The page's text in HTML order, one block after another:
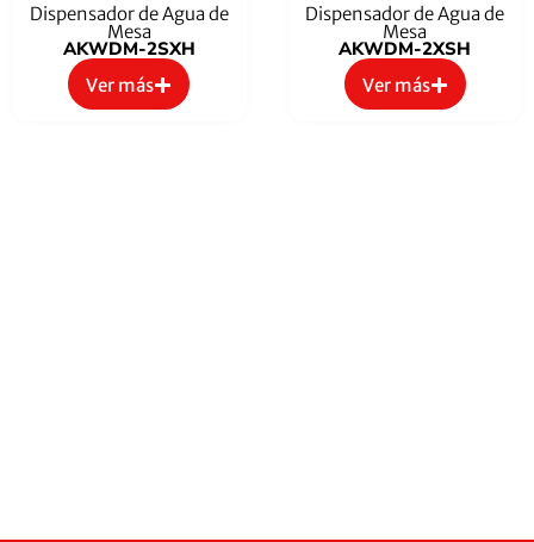
Dispensador de Agua de
Mesa
AKWDM-2SXH
Ver más
Dispensador de Agua de
Mesa
AKWDM-2XSH
Ver más